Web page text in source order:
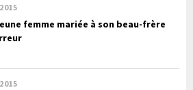
femme mariée à son beau-frère